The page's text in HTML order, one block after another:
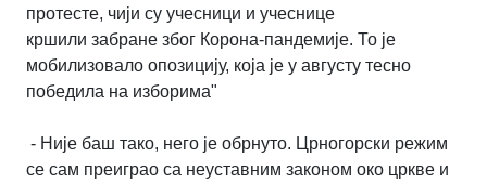
протесте, чији су учесници и учеснице
кршили забране због Корона-пандемије. То је
мобилизовало опозицију, која је у августу тесно
победила на изборима"
- Није баш тако, него је обрнуто. Црногорски режим
се сам преиграо са неуставним законом око цркве и